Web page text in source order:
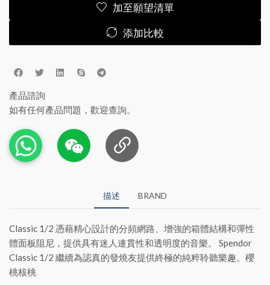
加至願望清單
添加比較
產品諮詢
如有任何產品問題，歡迎查詢。
描述 BRAND
Classic 1/2 憑藉精心設計的分頻網路、增強的箱體結構和彈性
體面板阻尼，提供具有迷人連貫性和透明度的音樂。 Spendor
Classic 1/2 繼續為認真的發燒友提供終極的純粹聆聽樂趣。櫻
桃核桃